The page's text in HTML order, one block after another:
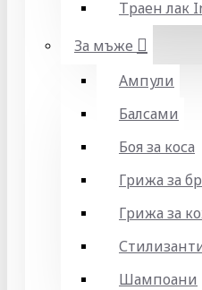
Траен лак
За мъже
Ампули
Балсами
Боя за коса
Грижа за
Грижа за
Шампоани